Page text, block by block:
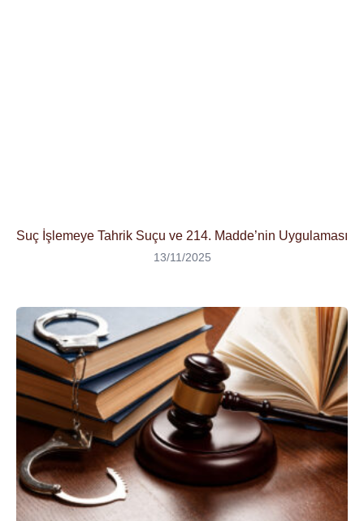
Suç İşlemeye Tahrik Suçu ve 214. Madde’nin Uygulaması
13/11/2025